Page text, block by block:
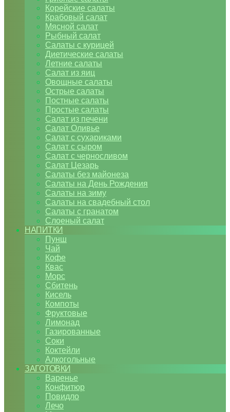
Корейские салаты
Крабовый салат
Мясной салат
Рыбный салат
Салаты с курицей
Диетические салаты
Летние салаты
Салат из яиц
Овощные салаты
Острые салаты
Постные салаты
Простые салаты
Салат из печени
Салат Оливье
Салат с сухариками
Салат с сыром
Салат с черносливом
Салат Цезарь
Салаты без майонеза
Салаты на День Рождения
Салаты на зиму
Салаты на свадебный стол
Салаты с гранатом
Слоеный салат
НАПИТКИ
Пунш
Чай
Кофе
Квас
Морс
Сбитень
Кисель
Компоты
Фруктовые
Лимонад
Газированные
Соки
Коктейли
Алкогольные
ЗАГОТОВКИ
Варенье
Конфитюр
Повидло
Лечо